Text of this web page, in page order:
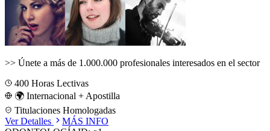
>> Únete a más de 1.000.000 profesionales interesados en el sector
400 Horas Lectivas
🌍 Internacional + Apostilla
Titulaciones Homologadas
Ver Detalles
MÁS INFO